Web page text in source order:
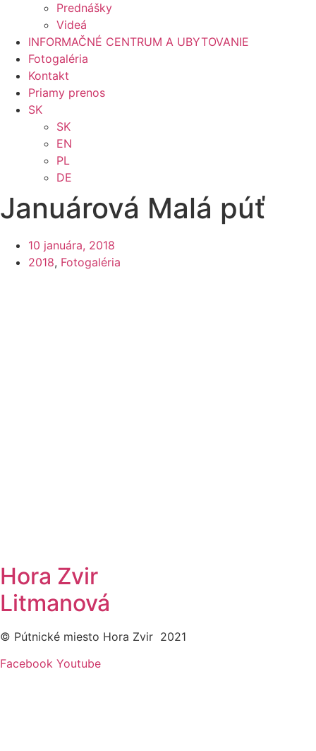
Prednášky
Videá
INFORMAČNÉ CENTRUM A UBYTOVANIE
Fotogaléria
Kontakt
Priamy prenos
SK
SK
EN
PL
DE
Januárová Malá púť
10 januára, 2018
2018, Fotogaléria
Hora Zvir
Litmanová
© Pútnické miesto Hora Zvir 2021
Facebook Youtube